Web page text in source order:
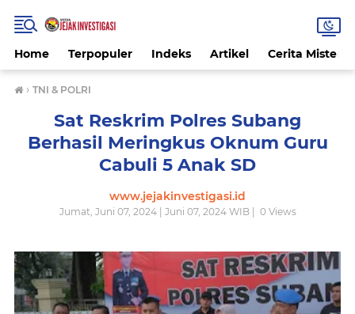
Home Terpopuler Indeks Artikel Cerita Misteri
› TNI & POLRI
Sat Reskrim Polres Subang
Berhasil Meringkus Oknum Guru
Cabuli 5 Anak SD
www.jejakinvestigasi.id
Jumat, Juni 07, 2024 | Juni 07, 2024 WIB | 0Views